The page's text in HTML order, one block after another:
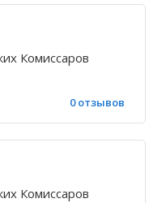
Комиссаров
0 отзывов
Комиссаров